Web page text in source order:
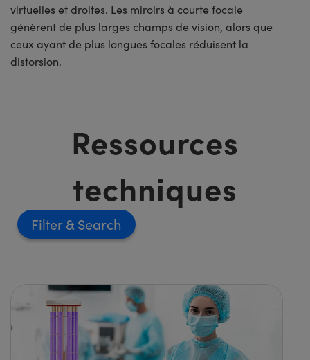
virtuelles et droites. Les miroirs à courte focale
génèrent de plus larges champs de vision, alors que
ceux ayant de plus longues focales réduisent la
distorsion.
Ressources
techniques
Filter